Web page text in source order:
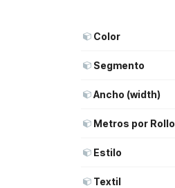
Color
Segmento
Ancho (width)
Metros por Rollo
Estilo
Textil